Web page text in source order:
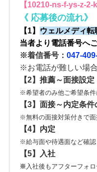
【10210-ns-f-ys-z-2-
《 応募後の流れ》
【1】 ウェルメディ転
当者より電話番号へ
※着信番号： 047-
※お電話が難しい場
【2】 推薦～面接設
※希望者のみ他ご希望条件
【3】 面接～内定条
※無料の面接対策付きで
【4】内定
※給与面や待遇面など確認
【5】入社
※ 入社後もアフターフォ